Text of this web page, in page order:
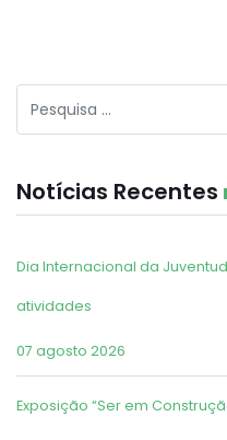
Notícias Recentes
Dia Internacional da
atividades
07 agosto 2026
Exposição “Ser em